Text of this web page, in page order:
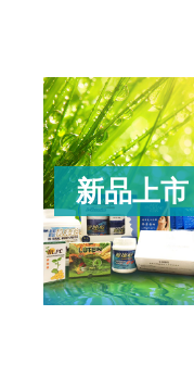
新品上市